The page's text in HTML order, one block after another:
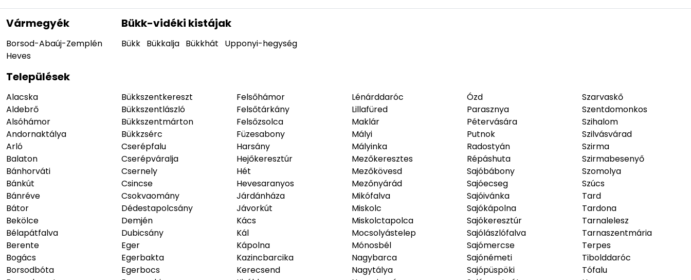
Vármegyék
Borsod-Abaúj-Zemplén
Heves
Bükk-vidéki kistájak
Bükk Bükkalja Bükkhát Upponyi-hegység
Települések
Alacska
Aldebrő
Alsóhámor
Andornaktálya
Arló
Balaton
Bánhorváti
Bánkút
Bánréve
Bátor
Bekölce
Bélapátfalva
Berente
Bogács
Borsodbóta
Bükkszentkereszt
Bükkszentlászló
Bükkszentmárton
Bükkzsérc
Cserépfalu
Cserépváralja
Csernely
Csincse
Csokvaomány
Dédestapolcsány
Demjén
Dubicsány
Eger
Egerbakta
Egerbocs
Felsőhámor
Felsőtárkány
Felsőzsolca
Füzesabony
Harsány
Hejőkeresztúr
Hét
Hevesaranyos
Járdánháza
Jávorkút
Kács
Kál
Kápolna
Kazincbarcika
Kerecsend
Lénárddaróc
Lillafüred
Maklár
Mályi
Mályinka
Mezőkeresztes
Mezőkövesd
Mezőnyárád
Mikófalva
Miskolc
Miskolctapolca
Mocsolyástelep
Mónosbél
Nagybarca
Nagytálya
Ózd
Parasznya
Pétervására
Putnok
Radostyán
Répáshuta
Sajóbábony
Sajóecseg
Sajóivánka
Sajókápolna
Sajókeresztúr
Sajólászlófalva
Sajómercse
Sajónémeti
Sajópüspöki
Szarvaskő
Szentdomonkos
Szihalom
Szilvásvárad
Szirma
Szirmabesenyő
Szomolya
Szúcs
Tard
Tardona
Tarnalelesz
Tarnaszentmária
Terpes
Tibolddaróc
Tófalu